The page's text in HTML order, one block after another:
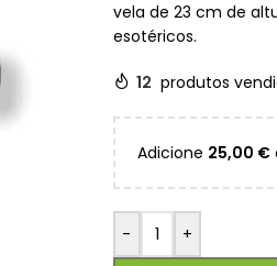
vela de 23 cm de
esotéricos.
12 produtos
Adicione 25,00 €
- +